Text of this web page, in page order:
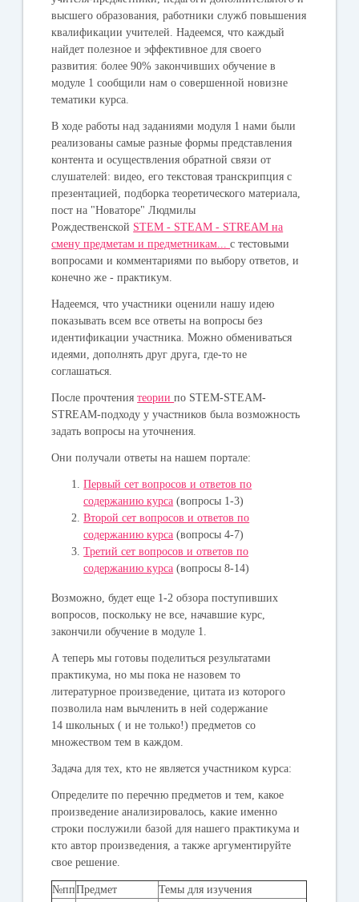
высшего образования, работники служб повышения
квалификации учителей. Надеемся, что каждый
найдет полезное и эффективное для своего
развития: более 90% закончивших обучение в
модуле 1 сообщили нам о совершенной новизне
тематики курса.
В ходе работы над заданиями модуля 1 нами были
реализованы самые разные формы представления
контента и осуществления обратной связи от
слушателей: видео, его текстовая транскрипция с
презентацией, подборка теоретического материала,
пост на "Новаторе" Людмилы
Рождественской STEM - STEAM - STREAM на
смену предметам и предметникам...с тестовыми
вопросами и комментариями по выбору ответов, и
конечно же - практикум.
Надеемся, что участники оценили нашу идею
показывать всем все ответы на вопросы без
идентификации участника. Можно обмениваться
идеями, дополнять друг друга, где-то не
соглашаться.
После прочтениятеориипо STEM-STEAM-
STREAM-подходу у участников была возможность
задать вопросы на уточнения.
Они получали ответы на нашем портале:
Первый сет вопросов и ответов по
содержанию курса (вопросы 1-3)
Второй сет вопросов и ответов по
содержанию курса (вопросы 4-7)
Третий сет вопросов и ответов по
содержанию курса (вопросы 8-14)
Возможно, будет еще 1-2 обзора поступивших
вопросов, поскольку не все, начавшие курс,
закончили обучение в модуле 1.
А теперь мы готовы поделиться результатами
практикума , но мы пока не назовем то
литературное произведение, цитата из которого
позволила нам вычленить в ней содержание
14 школьных ( и не только!) предметов со
множеством тем в каждом.
Задача для тех, кто не является участником курса:
Определите по перечню предметов и тем, какое
произведение анализировалось, какие именно
строки послужили базой для нашего практикума и
кто автор произведения, а также аргументируйте
свое решение.
№ппПредмет Темы для изучения